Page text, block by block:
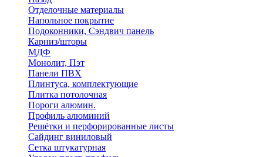
Отделочные материалы
Напольное покрытие
Подоконники, Сэндвич панель
Карниз/шторы
МДФ
Монолит, Пэт
Панели ПВХ
Плинтуса, комплектующие
Плитка потолочная
Пороги алюмин.
Профиль алюминий
Решётки и перфорированные листы
Сайдинг виниловый
Сетка штукатурная